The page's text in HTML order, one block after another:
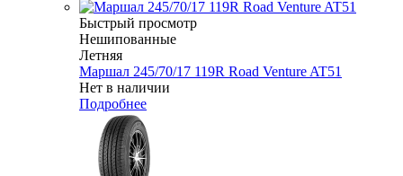
Быстрый просмотр
Нешипованные
Летняя
Маршал 245/70/17 119R Road Venture AT51
Нет в наличии
Подробнее